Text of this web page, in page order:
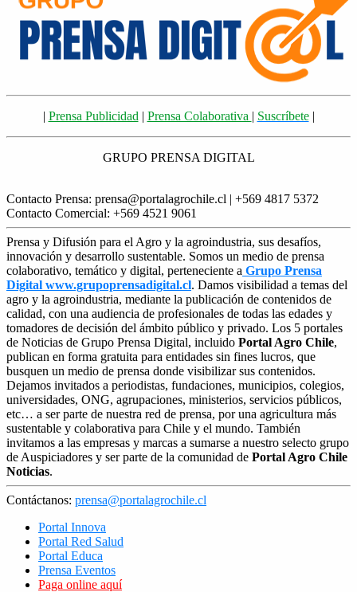
| Prensa Publicidad | Prensa Colaborativa | Suscríbete|
GRUPO PRENSA DIGITAL
Contacto Prensa: prensa@portalagrochile.cl | +569 4817 5372
Contacto Comercial: +569 4521 9061
Prensa y Difusión para el Agro y la agroindustria, sus desafíos,
innovación y desarrollo sustentable. Somos un medio de prensa
colaborativo, temático y digital, perteneciente a Grupo Prensa
Digital www.grupoprensadigital.cl. Damos visibilidad a temas del
agro y la agroindustria, mediante la publicación de contenidos de
calidad, con una audiencia de profesionales de todas las edades y
tomadores de decisión del ámbito público y privado. Los 5 portales
de Noticias de Grupo Prensa Digital, incluido Portal Agro Chile,
publican en forma gratuita para entidades sin fines lucros, que
busquen un medio de prensa donde visibilizar sus contenidos.
Dejamos invitados a periodistas, fundaciones, municipios, colegios,
universidades, ONG, agrupaciones, ministerios, servicios públicos,
etc… a ser parte de nuestra red de prensa, por una agricultura más
sustentable y colaborativa para Chile y el mundo. También
invitamos a las empresas y marcas a sumarse a nuestro selecto grupo
de Auspiciadores y ser parte de la comunidad de Portal Agro Chile
Noticias.
Contáctanos: prensa@portalagrochile.cl
Portal Innova
Portal Red Salud
Portal Educa
Prensa Eventos
Paga online aquí